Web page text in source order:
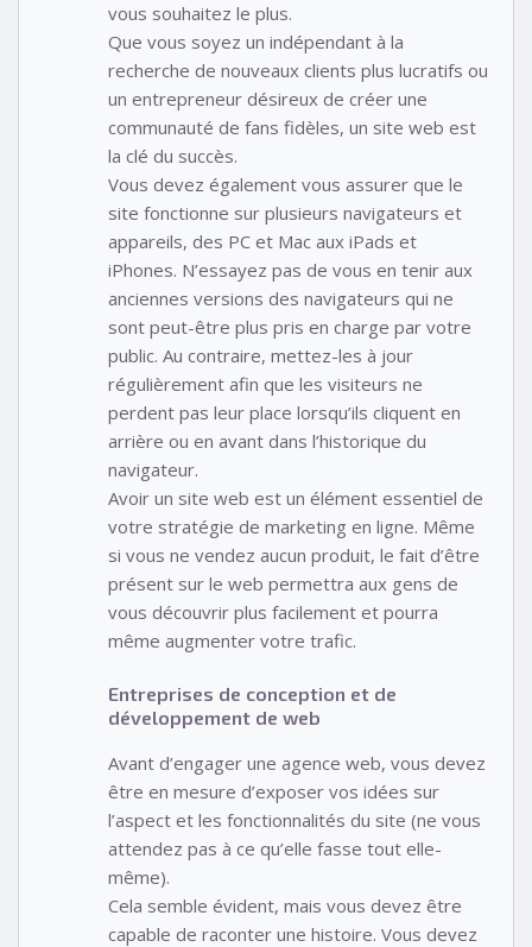
vous souhaitez le plus.
Que vous soyez un indépendant à la
recherche de nouveaux clients plus lucratifs ou
un entrepreneur désireux de créer une
communauté de fans fidèles, un site web est
la clé du succès.
Vous devez également vous assurer que le
site fonctionne sur plusieurs navigateurs et
appareils, des PC et Mac aux iPads et
iPhones. N’essayez pas de vous en tenir aux
anciennes versions des navigateurs qui ne
sont peut-être plus pris en charge par votre
public. Au contraire, mettez-les à jour
régulièrement afin que les visiteurs ne
perdent pas leur place lorsqu’ils cliquent en
arrière ou en avant dans l’historique du
navigateur.
Avoir un site web est un élément essentiel de
votre stratégie de marketing en ligne. Même
si vous ne vendez aucun produit, le fait d’être
présent sur le web permettra aux gens de
vous découvrir plus facilement et pourra
même augmenter votre trafic.
Entreprises de conception et de
développement de web
Avant d’engager une agence web, vous devez
être en mesure d’exposer vos idées sur
l’aspect et les fonctionnalités du site (ne vous
attendez pas à ce qu’elle fasse tout elle-
même).
Cela semble évident, mais vous devez être
capable de raconter une histoire. Vous devez